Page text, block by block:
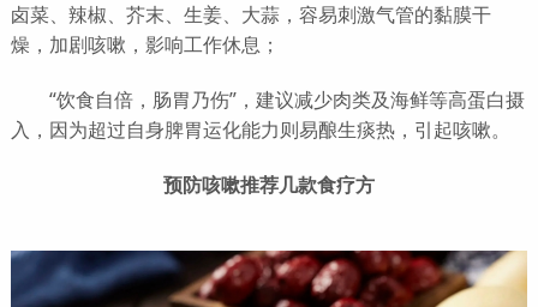
卤菜、辣椒、芥末、生姜、大蒜，容易刺激气管的黏膜干
燥，加剧咳嗽，影响工作休息；
“饮食自倍，肠胃乃伤”，建议减少肉类及海鲜等高蛋白摄
入，因为超过自身脾胃运化能力则易酿生痰热，引起咳嗽。
预防咳嗽推荐几款食疗方